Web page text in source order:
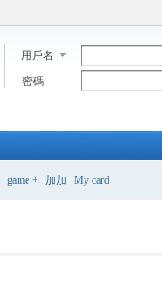
用戶名
密碼
game + 加加 My card